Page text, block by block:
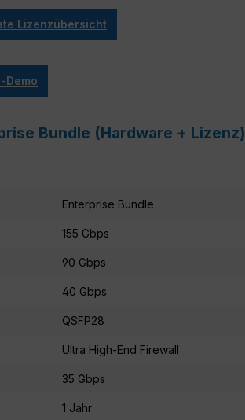
Lizenzübersicht
Demo
Bundle (Hardware + Lizenz)
Enterprise Bundle
155 Gbps
90 Gbps
40 Gbps
QSFP28
Ultra High-End Firewall
35 Gbps
1 Jahr